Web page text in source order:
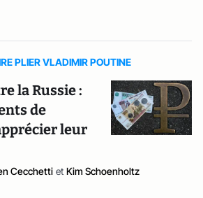
PLIER VLADIMIR POUTINE
la Russie :
de
leur
Cecchetti et Kim Schoenholtz